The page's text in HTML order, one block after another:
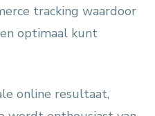
tracking waardoor
optimaal kunt
online resultaat,